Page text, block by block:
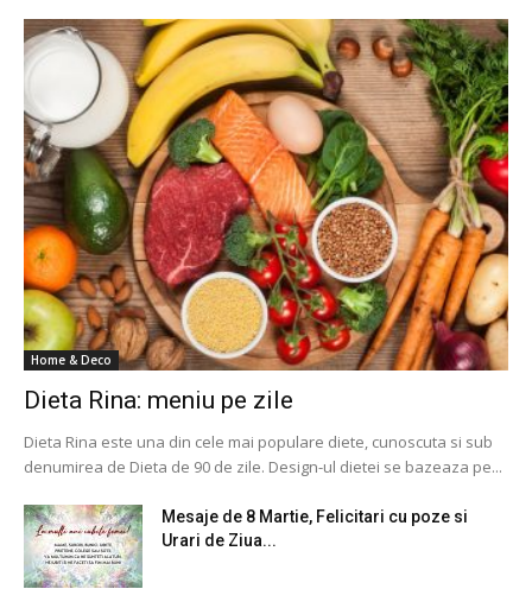
Home & Deco
Dieta Rina: meniu pe zile
Dieta Rina este una din cele mai populare diete, cunoscuta si sub
denumirea de Dieta de 90 de zile. Design-ul dietei se bazeaza pe...
Mesaje de 8 Martie, Felicitari cu poze si
Urari de Ziua...